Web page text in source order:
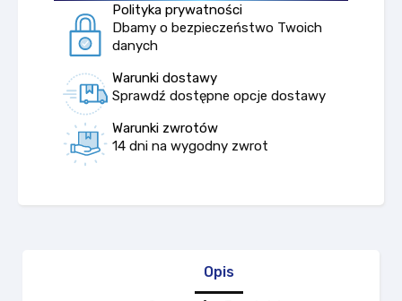
Polityka prywatności
Dbamy o bezpieczeństwo Twoich
danych
Warunki dostawy
Sprawdź dostępne opcje dostawy
Warunki zwrotów
14 dni na wygodny zwrot
Opis